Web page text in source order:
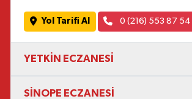
Yol Tarifi Al 0 (216) 553 87 54
YETKİN ECZANESİ
SİNOPE ECZANESİ